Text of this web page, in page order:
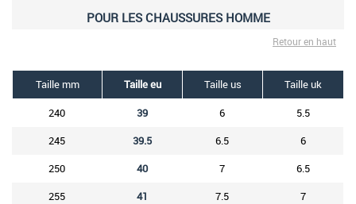
POUR LES CHAUSSURES HOMME
Retour en haut
Taille mm Taille eu Taille us
Taille uk
240
39 6
5.5
245
39.5 6.5
6
250
40 7
6.5
255
41 7.5
7